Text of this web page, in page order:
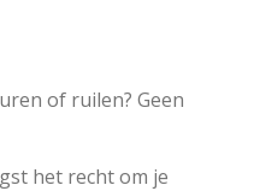
of ruilen? Geen
het recht om je